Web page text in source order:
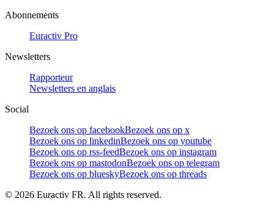
Abonnements
Euractiv Pro
Newsletters
Rapporteur
Newsletters en anglais
Social
Bezoek ons op facebookBezoek ons op x
Bezoek ons op linkedinBezoek ons op youtube
Bezoek ons op rss-feedBezoek ons op instagram
Bezoek ons op mastodonBezoek ons op telegram
Bezoek ons op blueskyBezoek ons op threads
© 2026 Euractiv FR. All rights reserved.